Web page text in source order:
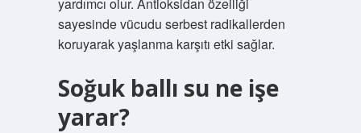
sayesinde vücudu serbest radikallerden
koruyarak yaşlanma karşıtı etki sağlar.
Soğuk ballı su ne işe
yarar?